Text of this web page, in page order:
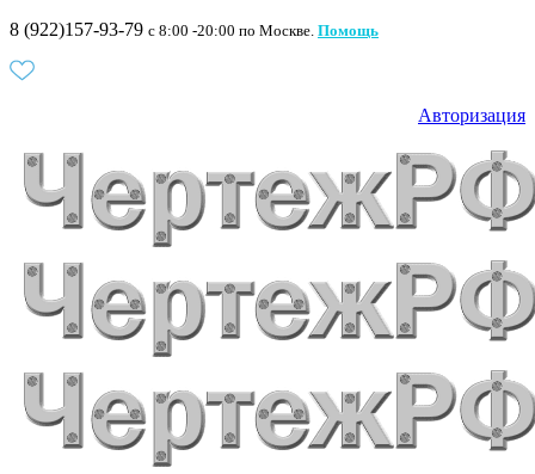
8 (922)157-93-79 c 8:00 -20:00 по Москве. Помощь
Авторизация